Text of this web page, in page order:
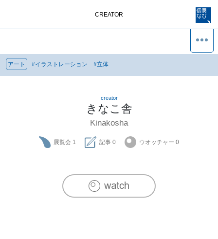
CREATOR
アート #イラストレーション #立体
creator
きなこ舎
Kinakosha
展覧会 1 記事 0 ウオッチャー 0